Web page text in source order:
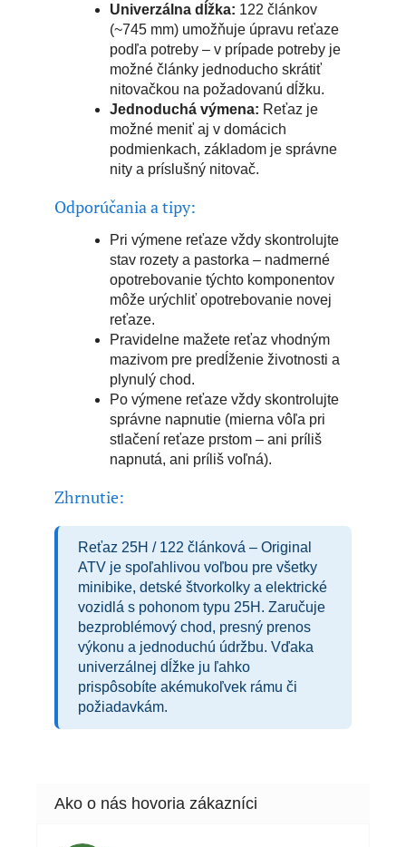
Univerzálna dĺžka: 122 článkov
(~745 mm) umožňuje úpravu reťaze
podľa potreby – v prípade potreby je
možné články jednoducho skrátiť
nitovačkou na požadovanú dĺžku.
Jednoduchá výmena: Reťaz je
možné meniť aj v domácich
podmienkach, základom je správne
nity a príslušný nitovač.
Odporúčania a tipy:
Pri výmene reťaze vždy skontrolujte
stav rozety a pastorka – nadmerné
opotrebovanie týchto komponentov
môže urýchliť opotrebovanie novej
reťaze.
Pravidelne mažete reťaz vhodným
mazivom pre predĺženie životnosti a
plynulý chod.
Po výmene reťaze vždy skontrolujte
správne napnutie (mierna vôľa pri
stlačení reťaze prstom – ani príliš
napnutá, ani príliš voľná).
Zhrnutie:
Reťaz 25H / 122 článková – Original
ATV je spoľahlivou voľbou pre všetky
minibike, detské štvorkolky a elektrické
vozidlá s pohonom typu 25H. Zaručuje
bezproblémový chod, presný prenos
výkonu a jednoduchú údržbu. Vďaka
univerzálnej dĺžke ju ľahko
prispôsobíte akémukoľvek rámu či
požiadavkám.